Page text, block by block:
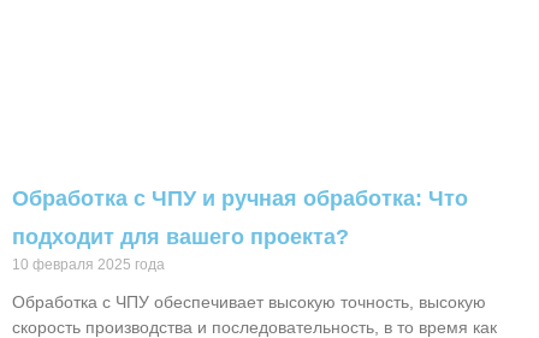
Обработка с ЧПУ и ручная обработка: Что
подходит для вашего проекта?
10 февраля 2025 года
Обработка с ЧПУ обеспечивает высокую точность, высокую
скорость производства и последовательность, в то время как